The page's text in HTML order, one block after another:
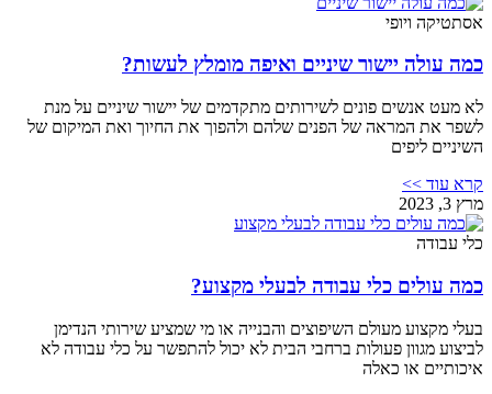
אסתטיקה ויופי
כמה עולה יישור שיניים ואיפה מומלץ לעשות?
לא מעט אנשים פונים לשירותים מתקדמים של יישור שיניים על מנת
לשפר את המראה של הפנים שלהם ולהפוך את החיוך ואת המיקום של
השיניים ליפים
קרא עוד >>
מרץ 3, 2023
כלי עבודה
כמה עולים כלי עבודה לבעלי מקצוע?
בעלי מקצוע מעולם השיפוצים והבנייה או מי שמציע שירותי הנדימן
לביצוע מגוון פעולות ברחבי הבית לא יכול להתפשר על כלי עבודה לא
איכותיים או כאלה